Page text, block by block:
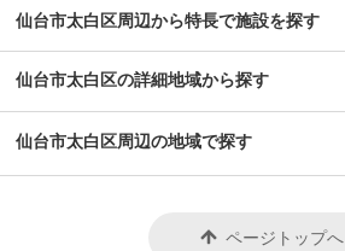
仙台市太白区周辺から特長で施設を探す
仙台市太白区の詳細地域から探す
仙台市太白区周辺の地域で探す
ページトップへ